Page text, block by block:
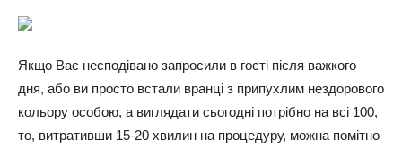
Якщо Вас несподівано запросили в гості після важкого
дня, або ви просто встали вранці з припухлим нездорового
кольору особою, а виглядати сьогодні потрібно на всі 100,
то, витративши 15-20 хвилин на процедуру, можна помітно